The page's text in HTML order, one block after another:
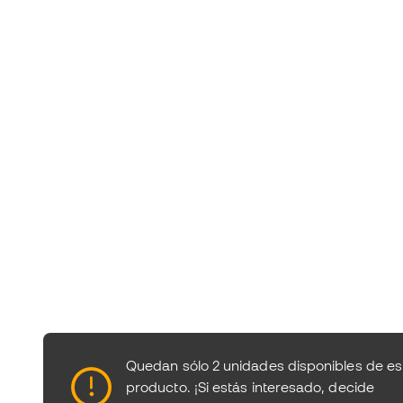
Quedan sólo 2 unidades disponibles de
producto. ¡Si estás interesado, decide